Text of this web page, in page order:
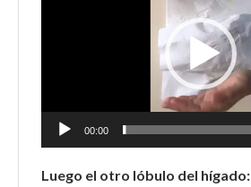
00:00
Luego el otro lóbulo del hígado: